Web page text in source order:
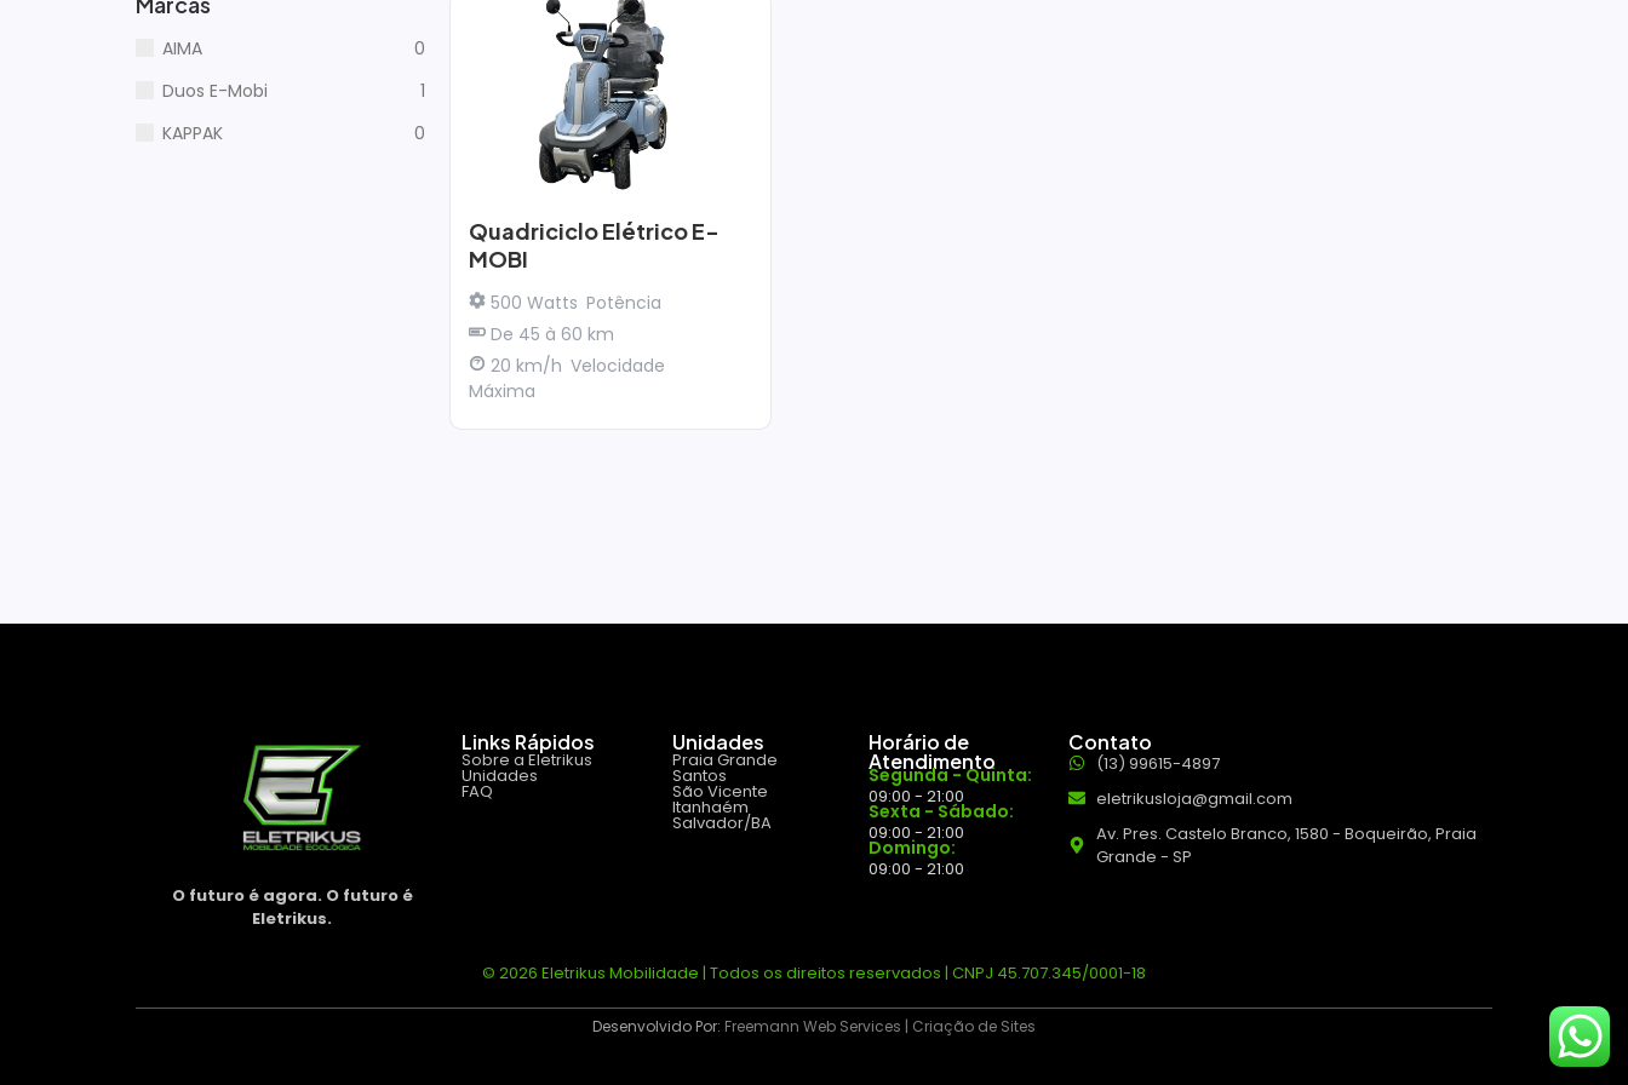
AIMA
0
Duos E-Mobi
1
KAPPAK
0
Quadriciclo Elétrico E-
MOBI
500 Watts Potência
De 45 à 60 km
20 km/h Velocidade
Máxima
O futuro é agora. O futuro é
Eletrikus.
Links Rápidos
Sobre a Eletrikus
Unidades
FAQ
Unidades
Praia Grande
Santos
São Vicente
Itanhaém
Salvador/BA
Horário de
Atendimento
Segunda - Quinta:
09:00 - 21:00
Sexta - Sábado:
09:00 - 21:00
Domingo:
09:00 - 21:00
Contato
(13) 99615-4897
eletrikusloja@gmail.com
Av. Pres. Castelo Branco, 1580 - Boqueirão, Praia
Grande - SP
© 2026 Eletrikus Mobilidade | Todos os direitos reservados | CNPJ 45.707.345/0001-18
Desenvolvido Por: Freemann Web Services | Criação de Sites